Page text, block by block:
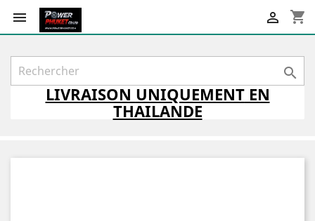
 shopping_cart


LIVRAISON UNIQUEMENTEN
THAILANDE